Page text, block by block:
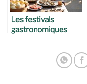
Les festivals
gastronomiques